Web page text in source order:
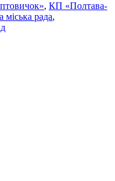
, КП «Полтава-
міська рада,